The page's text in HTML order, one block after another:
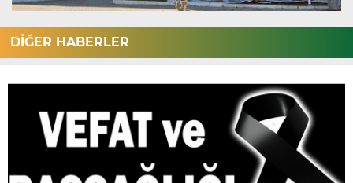
DİĞER HABERLER